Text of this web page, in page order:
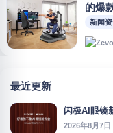
的爆
新闻
最近更新
闪极AI眼镜
2026年8月7日